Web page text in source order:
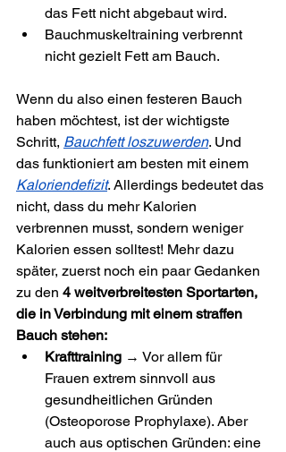
das Fett nicht abgebaut wird.
Bauchmuskeltraining verbrennt
nicht gezielt Fett am Bauch.
Wenn du also einen festeren Bauch
haben möchtest, ist der wichtigste
Schritt, Bauchfett loszuwerden. Und
das funktioniert am besten mit einem
Kaloriendefizit. Allerdings bedeutet das
nicht, dass du mehr Kalorien
verbrennen musst, sondern weniger
Kalorien essen solltest! Mehr dazu
später, zuerst noch ein paar Gedanken
zu den 4 weitverbreitesten Sportarten,
die in Verbindung mit einem straffen
Bauch stehen:
Krafttraining → Vor allem für
Frauen extrem sinnvoll aus
gesundheitlichen Gründen
(Osteoporose Prophylaxe). Aber
auch aus optischen Gründen: eine